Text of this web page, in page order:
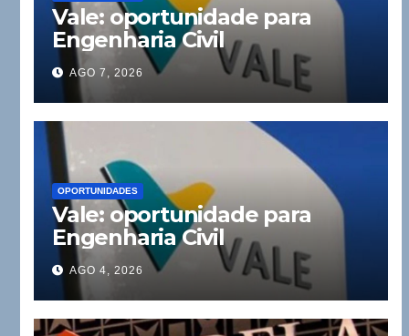
Vale: oportunidade para
Engenharia Civil
AGO 7, 2026
OPORTUNIDADES
Vale: oportunidade para
Engenharia Civil
AGO 4, 2026